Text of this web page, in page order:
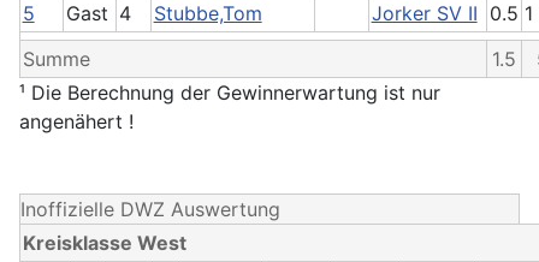
5
Gast 4 Stubbe,Tom Jorker SV II 0.5 1
Summe
1.5
¹ Die Berechnung der Gewinnerwartung ist nur
angenähert !
Inoffizielle DWZ Auswertung
Kreisklasse West